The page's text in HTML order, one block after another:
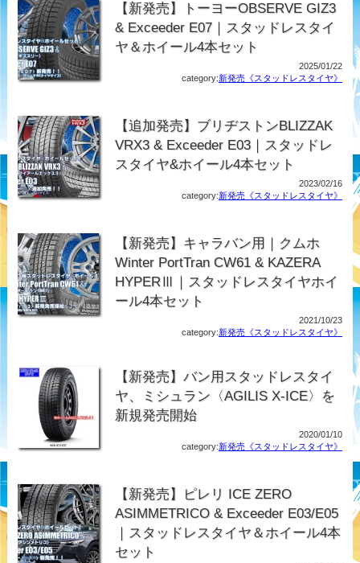
【新発売】トーヨーOBSERVE GIZ3
& Exceeder E07｜スタッドレスタイ
ヤ＆ホイール4本セット
2025/01/22
category:新発売《スタッドレスタイヤ》
【追加発売】ブリヂストンBLIZZAK
VRX3 & Exceeder E03｜スタッドレ
スタイヤ&ホイール4本セット
2023/02/16
category:新発売《スタッドレスタイヤ》
【新発売】キャラバン用｜クムホ
Winter PortTran CW61 & KAZERA
HYPERⅢ｜スタッドレスタイヤホイ
ール4本セット
2021/10/23
category:新発売《スタッドレスタイヤ》
【新発売】バン用スタッドレスタイ
ヤ、ミシュラン〈AGILIS X-ICE〉を
新規発売開始
2020/01/10
category:新発売《スタッドレスタイヤ》
【新発売】ピレリ ICE ZERO
ASIMMETRICO & Exceeder E03/E05
｜スタッドレスタイヤ＆ホイール4本
セット